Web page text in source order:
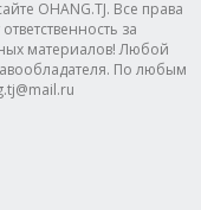
OHANG.TJ. Все права
за
материалов! Любой
По любым